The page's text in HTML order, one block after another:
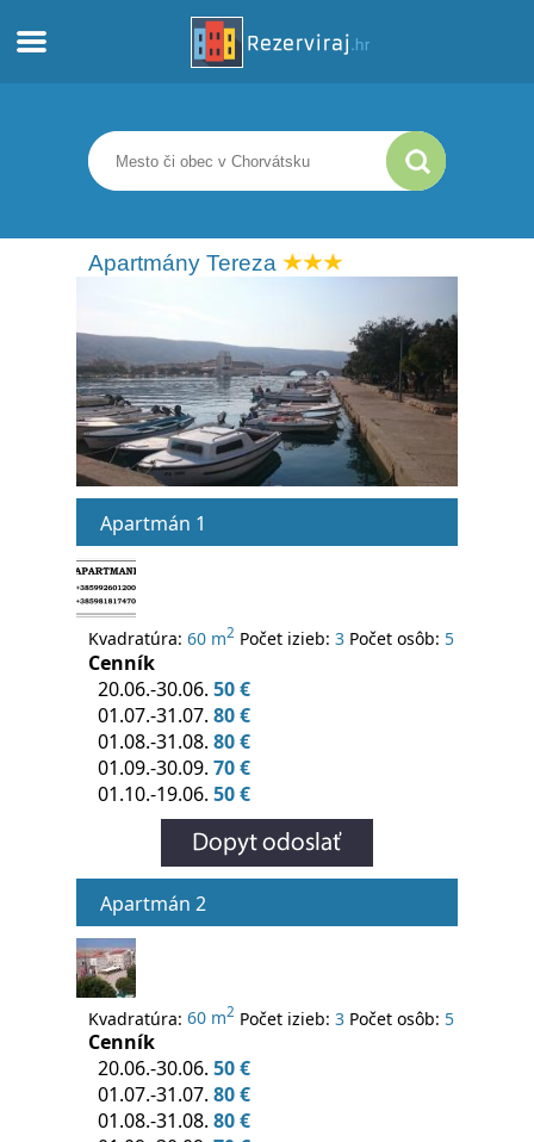
Apartmány
Turistické informácie
webcams
Zoznámte sa s Chorvátskom
Apartmány Tereza
Apartmán 1
Kvadratúra: 60 m2 Počet izieb: 3 Počet osôb: 5
Cenník
20.06.-30.06. 50 €
01.07.-31.07. 80 €
01.08.-31.08. 80 €
01.09.-30.09. 70 €
01.10.-19.06. 50 €
Apartmán 2
Kvadratúra: 60 m2 Počet izieb: 3 Počet osôb: 5
Cenník
20.06.-30.06. 50 €
01.07.-31.07. 80 €
01.08.-31.08. 80 €